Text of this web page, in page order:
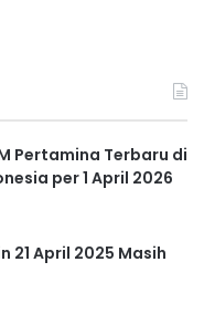
Pertamina Terbaru di
per 1 April 2026
21 April 2025 Masih